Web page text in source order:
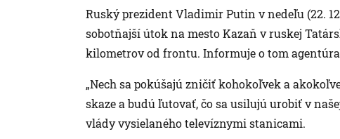
Ruský prezident Vladimir Putin v nedeľu (22.
sobotňajší útok na mesto Kazaň v ruskej
kilometrov od frontu. Informuje o tom agentúra
„Nech sa pokúšajú zničiť kohokoľvek a
skaze a budú ľutovať, čo sa usilujú urobiť v
vlády vysielaného televíznymi stanicami.